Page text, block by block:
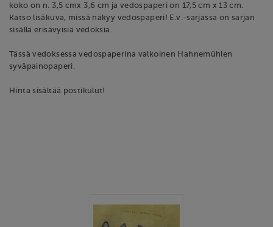
koko on n. 3,5 cmx 3,6 cm ja vedospaperi on 17,5 cm x 13 cm.
Katso lisäkuva, missä näkyy vedospaperi! E.v.-sarjassa on sarjan
sisällä erisävyisiä vedoksia.
Tässä vedoksessa vedospaperina valkoinen Hahnemühlen
syväpainopaperi.
Hinta sisältää postikulut!